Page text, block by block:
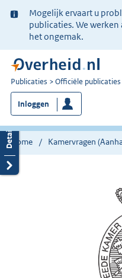
Ter
informatie:
Mogelijk ervaart u
publicaties. We werken
het ongemak.
U
bent
nu
hier:
Publicaties Officiële publicaties
Inloggen
Home Kamervragen